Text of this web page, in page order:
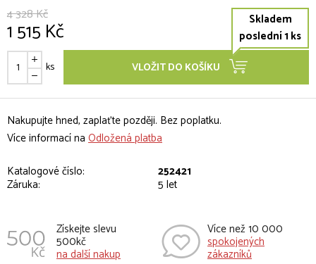
4 328 Kč
1 515 Kč
Skladem
poslední 1 ks
ks VLOŽIT DO KOŠÍKU
Nakupujte hned, zaplaťte později. Bez poplatku.
Více informací na Odložená platba
Katalogové číslo:
252421
Záruka: 5 let
Získejte slevu
500kč
na další nakup
Více než 10 000
spokojených
zákazníků